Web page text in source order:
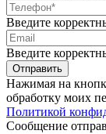
Введите
Введите
Отправить
Нажимая на
обработку моих
Политикой
Сообщение